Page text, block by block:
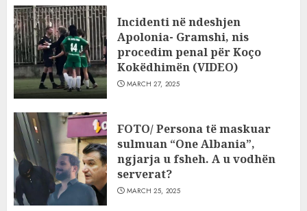
Incidenti në ndeshjen
Apolonia- Gramshi, nis
procedim penal për Koço
Kokëdhimën (VIDEO)
MARCH 27, 2025
FOTO/ Persona të maskuar
sulmuan “One Albania”,
ngjarja u fsheh. A u vodhën
serverat?
MARCH 25, 2025